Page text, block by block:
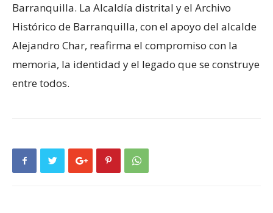
Barranquilla. La Alcaldía distrital y el Archivo
Histórico de Barranquilla, con el apoyo del alcalde
Alejandro Char, reafirma el compromiso con la
memoria, la identidad y el legado que se construye
entre todos.